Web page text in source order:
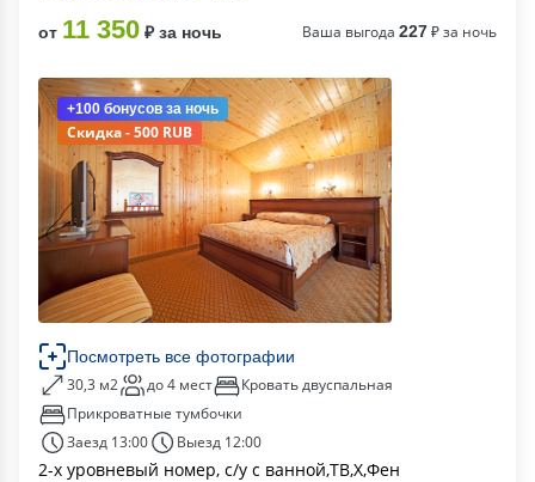
от 11 350 ₽ за ночь Ваша выгода 227₽ за ночь
+100 бонусов за ночь
Скидка - 500 RUB
Посмотреть все фотографии
30,3 м2 до 4 мест
Кровать двуспальная
Прикроватные тумбочки
Заезд 13:00
Выезд 12:00
2-х уровневый номер, с/у с ванной,ТВ,Х,Фен